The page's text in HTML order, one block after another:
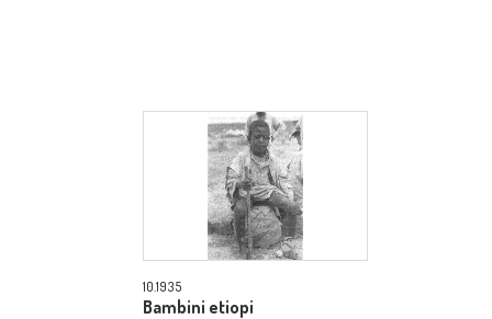
10.1935
Bambini etiopi